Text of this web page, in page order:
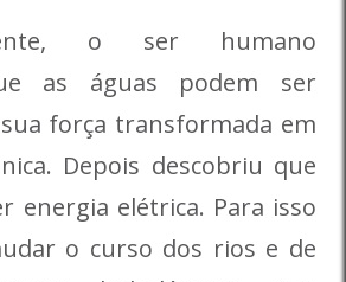
o ser humano
as águas podem ser
força transformada em
Depois descobriu que
energia elétrica. Para isso
o curso dos rios e de